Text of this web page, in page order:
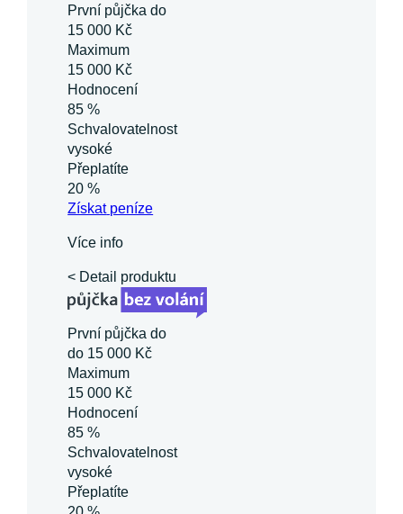
První půjčka do
15 000 Kč
Maximum
15 000 Kč
Hodnocení
85 %
Schvalovatelnost
vysoké
Přeplatíte
20 %
Získatpeníze
Více info
< Detail produktu
První půjčka do
do 15 000 Kč
Maximum
15 000 Kč
Hodnocení
85 %
Schvalovatelnost
vysoké
Přeplatíte